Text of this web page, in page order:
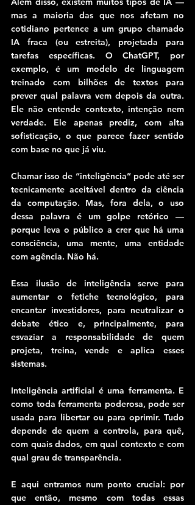
mas a maioria das que nos afetam no
cotidiano pertence a um grupo chamado
IA fraca (ou estreita), projetada para
tarefas específicas. O ChatGPT, por
exemplo, é um modelo de linguagem
treinado com bilhões de textos para
prever qual palavra vem depois da outra.
Ele não entende contexto, intenção nem
verdade. Ele apenas prediz, com alta
sofisticação, o que parece fazer sentido
com base no que já viu.
Chamar isso de “inteligência” pode até ser
tecnicamente aceitável dentro da ciência
da computação. Mas, fora dela, o uso
dessa palavra é um golpe retórico —
porque leva o público a crer que há uma
consciência, uma mente, uma entidade
com agência. Não há.
Essa ilusão de inteligência serve para
aumentar o fetiche tecnológico, para
encantar investidores, para neutralizar o
debate ético e, principalmente, para
esvaziar a responsabilidade de quem
projeta, treina, vende e aplica esses
sistemas.
Inteligência artificial é uma ferramenta. E
como toda ferramenta poderosa, pode ser
usada para libertar ou para oprimir. Tudo
depende de quem a controla, para quê,
com quais dados, em qual contexto e com
qual grau de transparência.
E aqui entramos num ponto crucial: por
que então, mesmo com todas essas